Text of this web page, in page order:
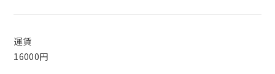
運賃
16000円